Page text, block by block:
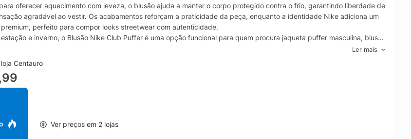
oferecer aquecimento com leveza, o blusão ajuda a manter o corpo protegido contra o frio, garantindo liberdade de
agradável ao vestir. Os acabamentos reforçam a praticidade da peça, enquanto a identidade Nike adiciona um
perfeito para compor looks streetwear com autenticidade.
e inverno, o Blusão Nike Club Puffer é uma opção funcional para quem procura jaqueta puffer masculina, blusão
Ler mais
Centauro
Ver preços em 2 lojas